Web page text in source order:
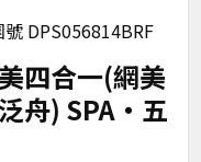
號 DPS056814BRF
四合一(網美
舟) SPA‧五